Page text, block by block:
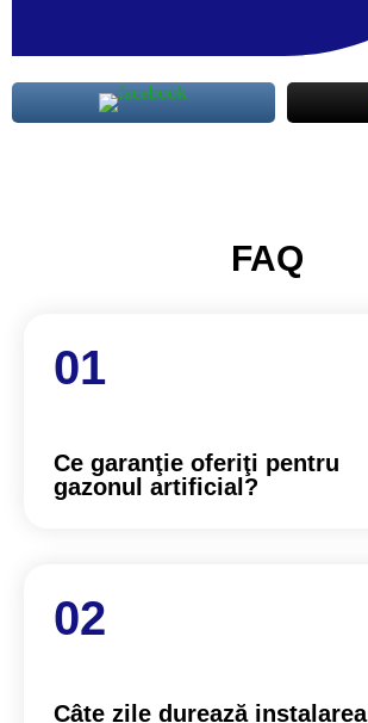
FAQ
Ce garanţie oferiţi pentru
gazonul artificial?
Câte zile durează instalarea